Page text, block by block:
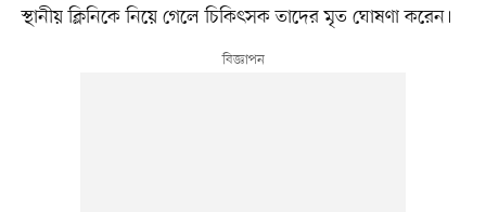
স্থানীয় ক্লিনিকে নিয়ে গেলে চিকিৎসক তাদের মৃত ঘোষণা করেন।